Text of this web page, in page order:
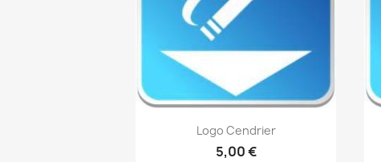
Aperçu rapide
Logo Cendrier
5,00 €